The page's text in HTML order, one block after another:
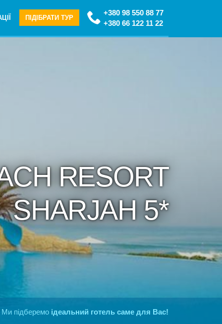
+380 98 550 88 77
+380 66 122 11 22
ПІДІБРАТИ ТУР
RESORT
SHARJAH 5*
підберемо ідеальний готель саме для Вас!